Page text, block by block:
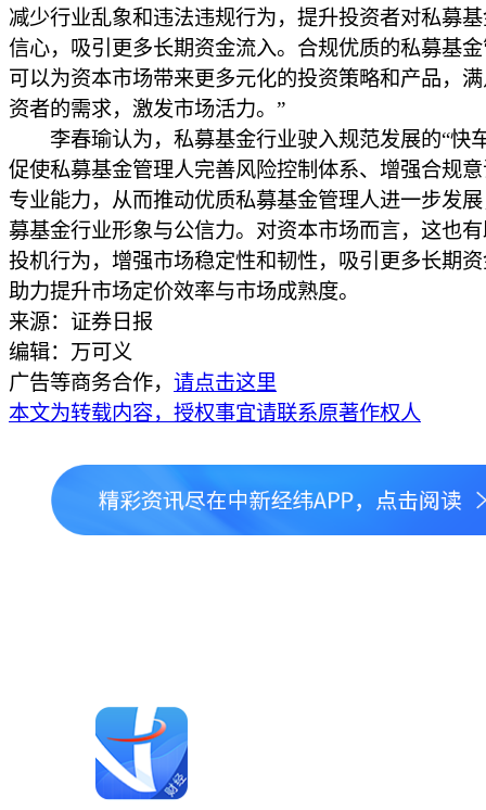
减少行业乱象和违法违规行为，提升投资者对私募
信心，吸引更多长期资金流入。合规优质的私募基
可以为资本市场带来更多元化的投资策略和产品，
资者的需求，激发市场活力。”
李春瑜认为，私募基金行业驶入规范发展的“快
促使私募基金管理人完善风险控制体系、增强合规
专业能力，从而推动优质私募基金管理人进一步发
募基金行业形象与公信力。对资本市场而言，这也
投机行为，增强市场稳定性和韧性，吸引更多长期
助力提升市场定价效率与市场成熟度。
来源：证券日报
编辑：万可义
广告等商务合作， 请点击这里
本文为转载内容，授权事宜请联系原著作权人